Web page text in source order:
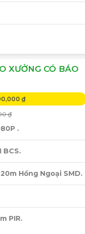
XƯỞNG CÓ BÁO
₫
₫
.
BCS.
Hồng Ngoại SMD.
PIR.